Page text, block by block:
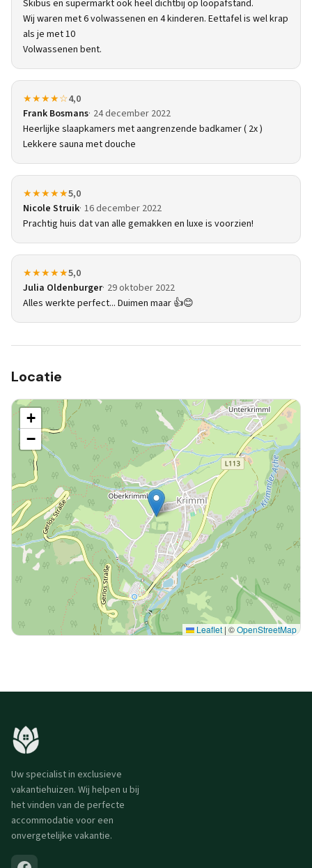
Skibus en supermarkt ook heel dichtbij op loopafstand.
Wij waren met 6 volwassenen en 4 kinderen. Eettafel is wel krap
als je met 10
Volwassenen bent.
★★★★☆4,0
Frank Bosmans 24 december 2022
Heerlijke slaapkamers met aangrenzende badkamer ( 2x )
Lekkere sauna met douche
★★★★★5,0
Nicole Struik 16 december 2022
Prachtig huis dat van alle gemakken en luxe is voorzien!
★★★★★5,0
Julia Oldenburger 29 oktober 2022
Alles werkte perfect... Duimen maar 👍😊
Locatie
+
−
Leaflet | ©OpenStreetMap
Uw specialist in exclusieve
vakantiehuizen. Wij helpen u bij
het vinden van de perfecte
accommodatie voor een
onvergetelijke vakantie.